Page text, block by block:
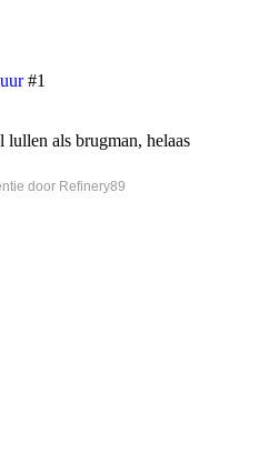
#1
lullen als brugman, helaas
door Refinery89